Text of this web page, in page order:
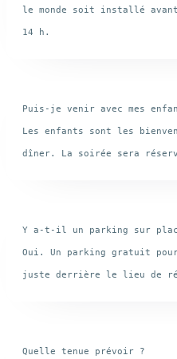
le monde soit installé
Puis-je venir avec mes
Les enfants sont les
Y a-t-il un parking sur
Oui. Un parking gratuit
Quelle tenue prévoir ?